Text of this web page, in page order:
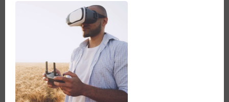
EN
AMÉRICA
LATINA
Y
EL
CARIBE:
PERSPECTIVAS
Y
PROPUESTAS
PARA
OPTIMIZAR
EL
ECOSISTEMA
AGTECH